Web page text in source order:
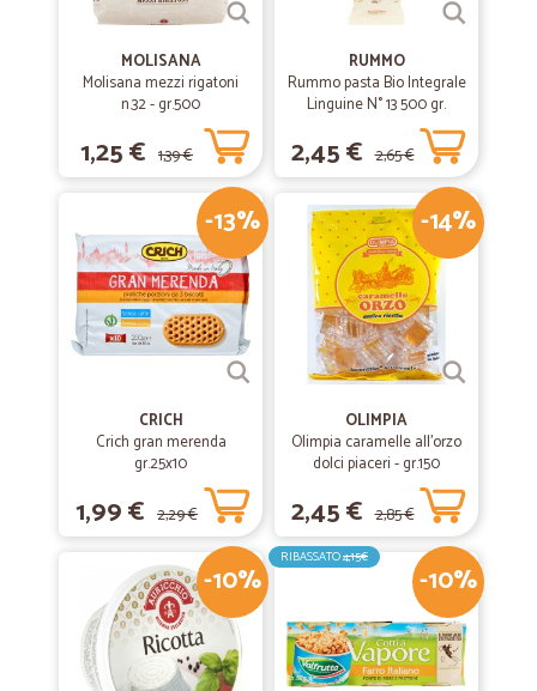
MOLISANA
Molisana mezzi rigatoni
n.32 - gr.500
1,25 € 1,39 €
RUMMO
Rummo pasta Bio Integrale
Linguine N° 13 500 gr.
2,45 € 2,65 €
-13%
CRICH
Crich gran merenda
gr.25x10
1,99 € 2,29 €
-14%
OLIMPIA
Olimpia caramelle all'orzo
dolci piaceri - gr.150
2,45 € 2,85 €
-10% -10%
RIBASSATO4,15€